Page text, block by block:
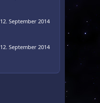
12. September 2014
12. September 2014